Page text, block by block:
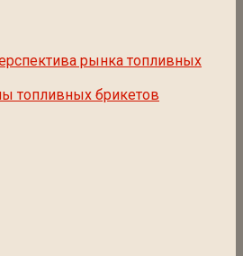
рынка топливных
топливных брикетов